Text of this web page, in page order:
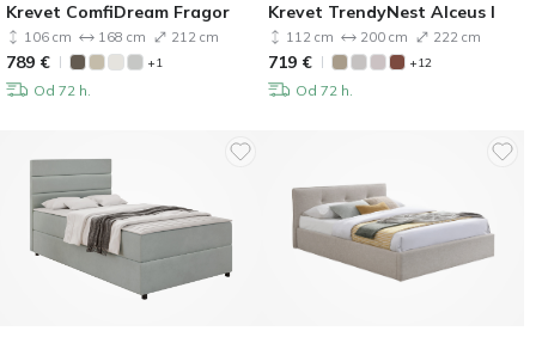
Krevet ComfiDream Fragor
106 cm 168 cm 212 cm
789 € +1
Od 72 h.
Krevet TrendyNest Alceus I
112 cm 200 cm 222 cm
719 € +12
Od 72 h.